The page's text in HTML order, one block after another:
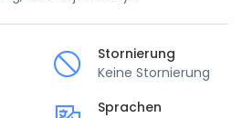
Stornierung
Keine Stornierung
Sprachen